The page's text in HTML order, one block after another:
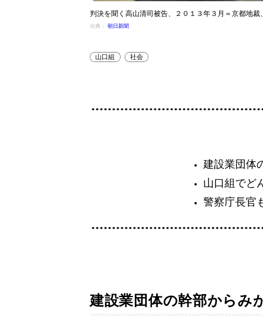
判決を聞く高山清司被告、２０１３年３月＝京都地裁
出典： 朝日新聞
山口組 社会
建設業団体
山口組でど
警察庁長官
建設業団体の幹部からみ